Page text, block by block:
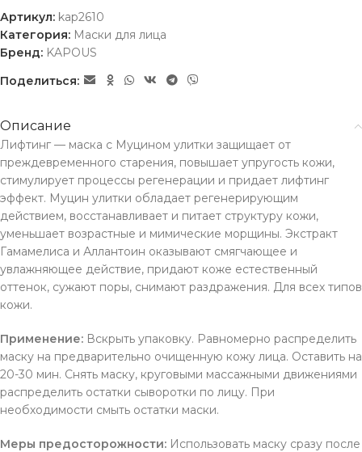
Артикул: kap2610
Категория: Маски для лица
Бренд: KAPOUS
Поделиться:
Описание
Лифтинг — маска с Муцином улитки защищает от
преждевременного старения, повышает упругость кожи,
стимулирует процессы регенерации и придает лифтинг
эффект. Муцин улитки обладает регенерирующим
действием, восстанавливает и питает структуру кожи,
уменьшает возрастные и мимические морщины. Экстракт
Гамамелиса и Аллантоин оказывают смягчающее и
увлажняющее действие, придают коже естественный
оттенок, сужают поры, снимают раздражения. Для всех типов
кожи.
Применение: Вскрыть упаковку. Равномерно распределить
маску на предварительно очищенную кожу лица. Оставить на
20-30 мин. Снять маску, круговыми массажными движениями
распределить остатки сыворотки по лицу. При
необходимости смыть остатки маски.
Меры предосторожности: Использовать маску сразу после